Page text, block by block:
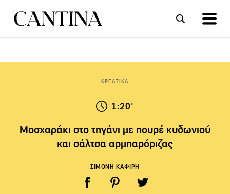
ΚΡΕΑΤΙΚΑ
1:20'
Μοσχαράκι στο τηγάνι με πουρέ κυδωνιού
και σάλτσα αρμπαρόριζας
ΣΙΜΟΝΗ ΚΑΦΙΡΗ